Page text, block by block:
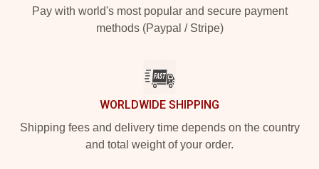
Pay with world's most popular and secure payment
methods (Paypal / Stripe)
WORLDWIDE SHIPPING
Shipping fees and delivery time depends on the country
and total weight of your order.